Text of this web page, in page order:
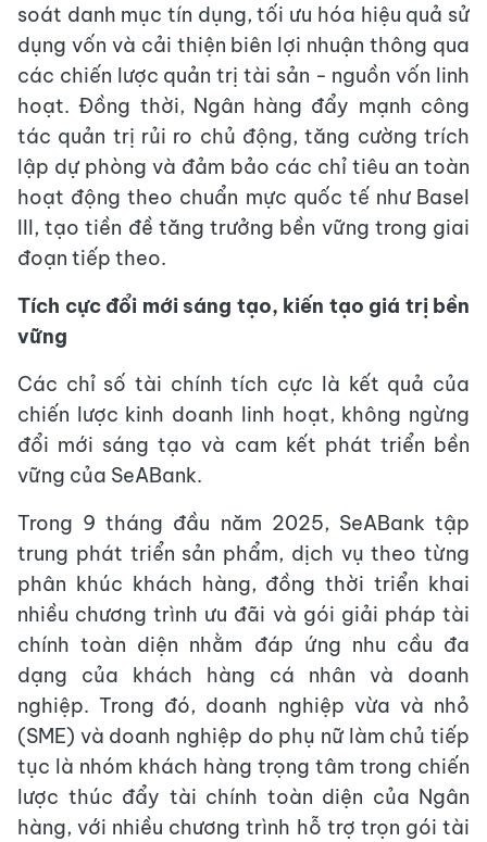
soát danh mục tín dụng, tối ưu hóa hiệu quả sử
dụng vốn và cải thiện biên lợi nhuận thông qua
các chiến lược quản trị tài sản - nguồn vốn linh
hoạt. Đồng thời, Ngân hàng đẩy mạnh công
tác quản trị rủi ro chủ động, tăng cường trích
lập dự phòng và đảm bảo các chỉ tiêu an toàn
hoạt động theo chuẩn mực quốc tế như Basel
III, tạo tiền đề tăng trưởng bền vững trong giai
đoạn tiếp theo.
Tích cực đổi mới sáng tạo, kiến tạo giá trị bền
vững
Các chỉ số tài chính tích cực là kết quả của
chiến lược kinh doanh linh hoạt, không ngừng
đổi mới sáng tạo và cam kết phát triển bền
vững của SeABank.
Trong 9 tháng đầu năm 2025, SeABank tập
trung phát triển sản phẩm, dịch vụ theo từng
phân khúc khách hàng, đồng thời triển khai
nhiều chương trình ưu đãi và gói giải pháp tài
chính toàn diện nhằm đáp ứng nhu cầu đa
dạng của khách hàng cá nhân và doanh
nghiệp. Trong đó, doanh nghiệp vừa và nhỏ
(SME) và doanh nghiệp do phụ nữ làm chủ tiếp
tục là nhóm khách hàng trọng tâm trong chiến
lược thúc đẩy tài chính toàn diện của Ngân
hàng, với nhiều chương trình hỗ trợ trọn gói tài